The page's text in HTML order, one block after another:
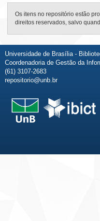
Os itens no repositório estão
direitos reservados, salvo
Universidade de Brasília -
Coordenadoria de Gestão da
(61) 3107-2683
repositorio@unb.br